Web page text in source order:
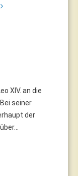
XIV. an die
seiner
der